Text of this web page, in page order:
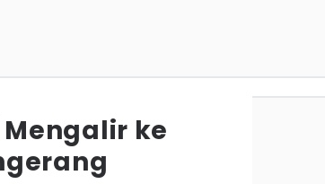
Mengalir ke